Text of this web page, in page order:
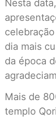
Nesta
dia mais
da época
Mais de
templo